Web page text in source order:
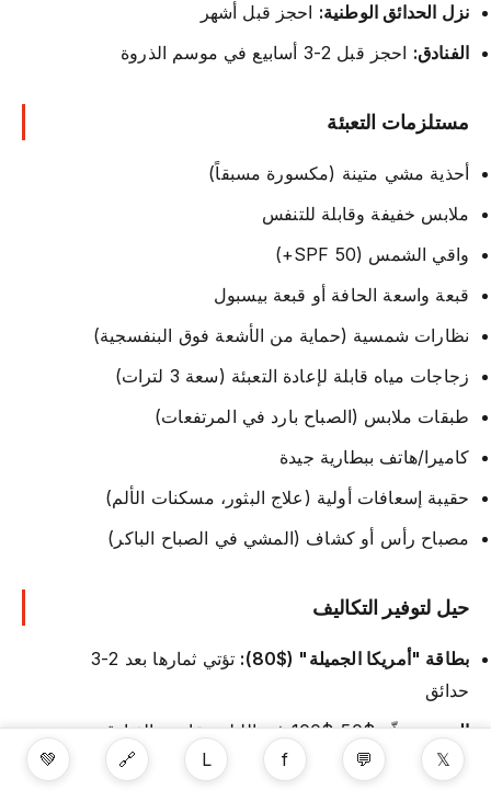
نزل الحدائق الوطنية: احجز قبل أشهر
الفنادق: احجز قبل 2-3 أسابيع في موسم الذروة
مستلزمات التعبئة
أحذية مشي متينة (مكسورة مسبقاً)
ملابس خفيفة وقابلة للتنفس
واقي الشمس (SPF 50+)
قبعة واسعة الحافة أو قبعة بيسبول
نظارات شمسية (حماية من الأشعة فوق البنفسجية)
زجاجات مياه قابلة لإعادة التعبئة (سعة 3 لترات)
طبقات ملابس (الصباح بارد في المرتفعات)
كاميرا/هاتف ببطارية جيدة
حقيبة إسعافات أولية (علاج البثور، مسكنات الألم)
مصباح رأس أو كشاف (المشي في الصباح الباكر)
حيل لتوفير التكاليف
بطاقة "أمريكا الجميلة" ($80):
تؤتي ثمارها بعد 2-3
حدائق
التخييم:وفّر $50-$100 في الليلة مقارنة بالفنادق
مستلزمات النزهة:
اشترِ من Costco/Whole Foods
𝕏
💬
f
L
🔗
💚